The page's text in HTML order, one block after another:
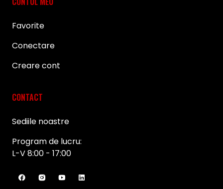
Favorite
Conectare
Creare cont
CONTACT
Sediile noastre
Program de lucru:
L-V 8:00 - 17:00